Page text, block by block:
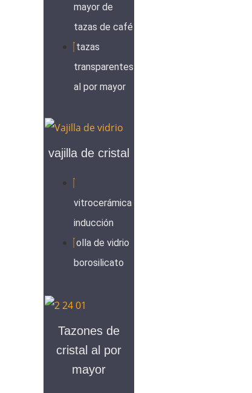
mayor de
tazas de café
tazas
transparentes
al por mayor
vajilla de cristal
vitrocerámica
inducción
olla de vidrio
borosilicato
Tazones de
cristal al por
mayor